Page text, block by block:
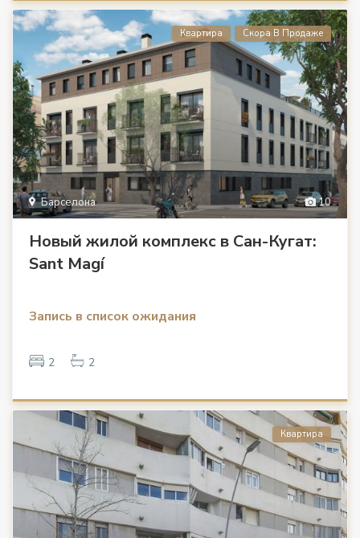
10
Барселона
Квартира Скора В Продаже
Новый жилой комплекс в Сан-Кугат:
Sant Magí
Запись в список ожидания
2 2
Квартира